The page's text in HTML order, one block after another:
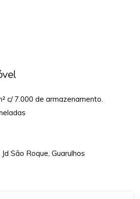
c/ 7.000 de armazenamento.
São Roque, Guarulhos